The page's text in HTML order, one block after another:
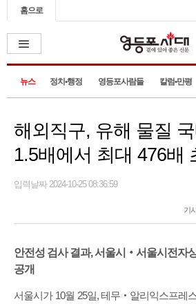
홈으로
뉴스 정치•행정 영등포사람들 칼럼•만평
해외직구, 유해 물질
1.5배에서 최대 476배
입력날짜 2024-10-25 08:36:59
기
안전성 검사 결과, 서울시‧서울시전자
공개
서울시가 10월 25일, 테무‧알리익스프레